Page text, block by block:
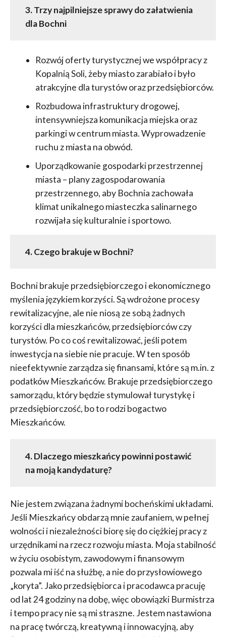
3. Trzy najpilniejsze sprawy do załatwienia
dla Bochni
Rozwój oferty turystycznej we współpracy z
Kopalnią Soli, żeby miasto zarabiało i było
atrakcyjne dla turystów oraz przedsiębiorców.
Rozbudowa infrastruktury drogowej,
intensywniejsza komunikacja miejska oraz
parkingi w centrum miasta. Wyprowadzenie
ruchu z miasta na obwód.
Uporządkowanie gospodarki przestrzennej
miasta – plany zagospodarowania
przestrzennego, aby Bochnia zachowała
klimat unikalnego miasteczka salinarnego
rozwijała się kulturalnie i sportowo.
4. Czego brakuje w Bochni?
Bochni brakuje przedsiębiorczego i ekonomicznego
myślenia językiem korzyści. Są wdrożone procesy
rewitalizacyjne, ale nie niosą ze sobą żadnych
korzyści dla mieszkańców, przedsiębiorców czy
turystów. Po co coś rewitalizować, jeśli potem
inwestycja na siebie nie pracuje. W ten sposób
nieefektywnie zarządza się finansami, które są m.in. z
podatków Mieszkańców. Brakuje przedsiębiorczego
samorządu, który będzie stymulował turystykę i
przedsiębiorczość, bo to rodzi bogactwo
Mieszkańców.
4. Dlaczego mieszkańcy powinni postawić
na moją kandydaturę?
Nie jestem związana żadnymi bocheńskimi układami.
Jeśli Mieszkańcy obdarzą mnie zaufaniem, w pełnej
wolności i niezależności biorę się do ciężkiej pracy z
urzędnikami na rzecz rozwoju miasta. Moja stabilność
w życiu osobistym, zawodowym i finansowym
pozwala mi iść na służbę, a nie do przysłowiowego
„koryta”. Jako przedsiębiorca i pracodawca pracuję
od lat 24 godziny na dobę, więc obowiązki Burmistrza
i tempo pracy nie są mi straszne. Jestem nastawiona
na pracę twórczą, kreatywną i innowacyjną, aby